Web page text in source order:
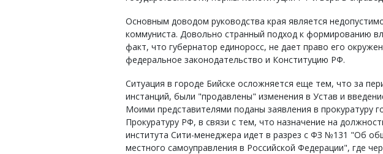
Основным доводом руководства края является
коммуниста. Довольно странный подход к формированию
факт, что губернатор единоросс, не дает право его
федеральное законодательство и Конституцию РФ.
Ситуация в городе Бийске осложняется еще тем, что за
инстанций, были "продавлены" изменения в Устав и
Моими представителями поданы заявления в прокуратуру
Прокуратуру РФ, в связи с тем, что назначение на
института Сити-менеджера идет в разрез с ФЗ №131 "Об
местного самоуправления в Российской Федерации", где